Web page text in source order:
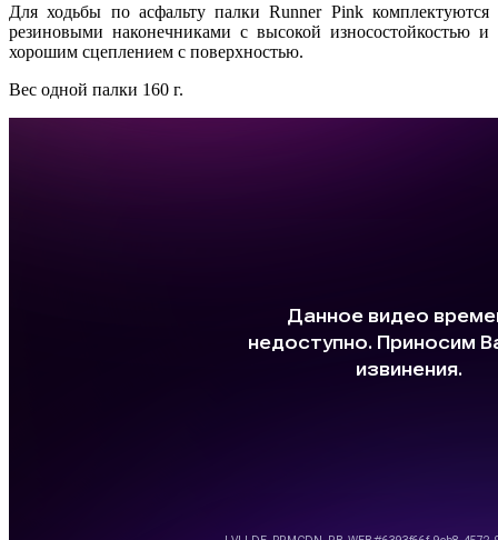
Для ходьбы по асфальту палки Runner Pink комплектуются
резиновыми наконечниками с высокой износостойкостью и
хорошим сцеплением с поверхностью.
Вес одной палки 160 г.